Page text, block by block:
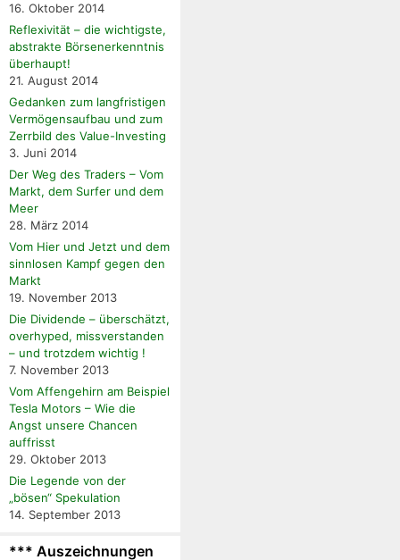
16. Oktober 2014
Reflexivität – die wichtigste,
abstrakte Börsenerkenntnis
überhaupt!
21. August 2014
Gedanken zum langfristigen
Vermögensaufbau und zum
Zerrbild des Value-Investing
3. Juni 2014
Der Weg des Traders – Vom
Markt, dem Surfer und dem
Meer
28. März 2014
Vom Hier und Jetzt und dem
sinnlosen Kampf gegen den
Markt
19. November 2013
Die Dividende – überschätzt,
overhyped, missverstanden
– und trotzdem wichtig !
7. November 2013
Vom Affengehirn am Beispiel
Tesla Motors – Wie die
Angst unsere Chancen
auffrisst
29. Oktober 2013
Die Legende von der
„bösen“ Spekulation
14. September 2013
*** Auszeichnungen